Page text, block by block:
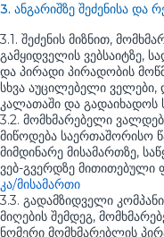
3. ანგარიშზე შეძენისა და
3.1. შეძენის მიზნით,
გამყიდველის ვებსაიტზე,
და პირადი პირადობის
სხვა აუცილებელი
კალათაში და გადაიხადოს
3.2. მომხმარებელი
მიწოდება საერთაშორისო
მიმდინარე მისამართზე,
ვებ-გვერდზე
კა/მისამართი
3.3. გადამზიდველი
მიღების შემდეგ,
ნომერი მომხმარებლის